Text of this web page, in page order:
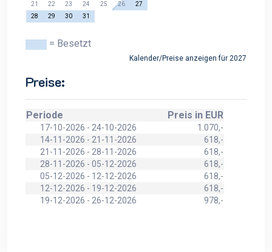
21
22 23 24 25 26
27
28
29 30 31
= Besetzt
Kalender/Preise anzeigen für 2027
Preise:
Periode Preis in EUR
17-10-2026 - 24-10-2026
1.070,-
14-11-2026 - 21-11-2026
618,-
21-11-2026 - 28-11-2026
618,-
28-11-2026 - 05-12-2026
618,-
05-12-2026 - 12-12-2026
618,-
12-12-2026 - 19-12-2026
618,-
19-12-2026 - 26-12-2026
978,-